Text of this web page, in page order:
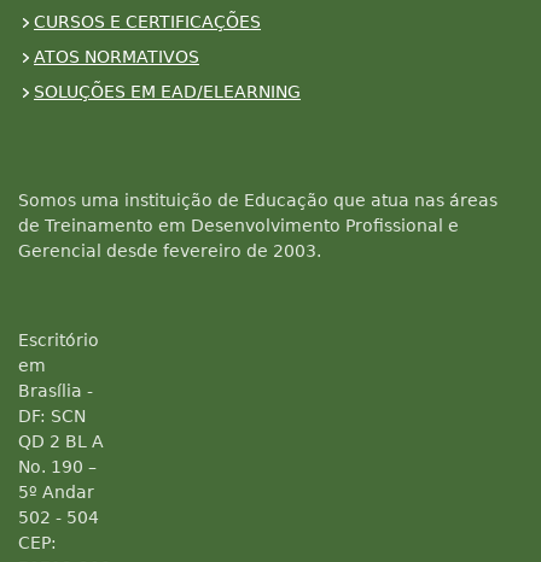
CURSOS E CERTIFICAÇÕES
ATOS NORMATIVOS
SOLUÇÕES EM EAD/ELEARNING
Somos uma instituição de Educação que atua nas áreas
de Treinamento em Desenvolvimento Profissional e
Gerencial desde fevereiro de 2003.
Escritório
em
Brasília -
DF: SCN
QD 2 BL A
No. 190 –
5º Andar
502 - 504
CEP: